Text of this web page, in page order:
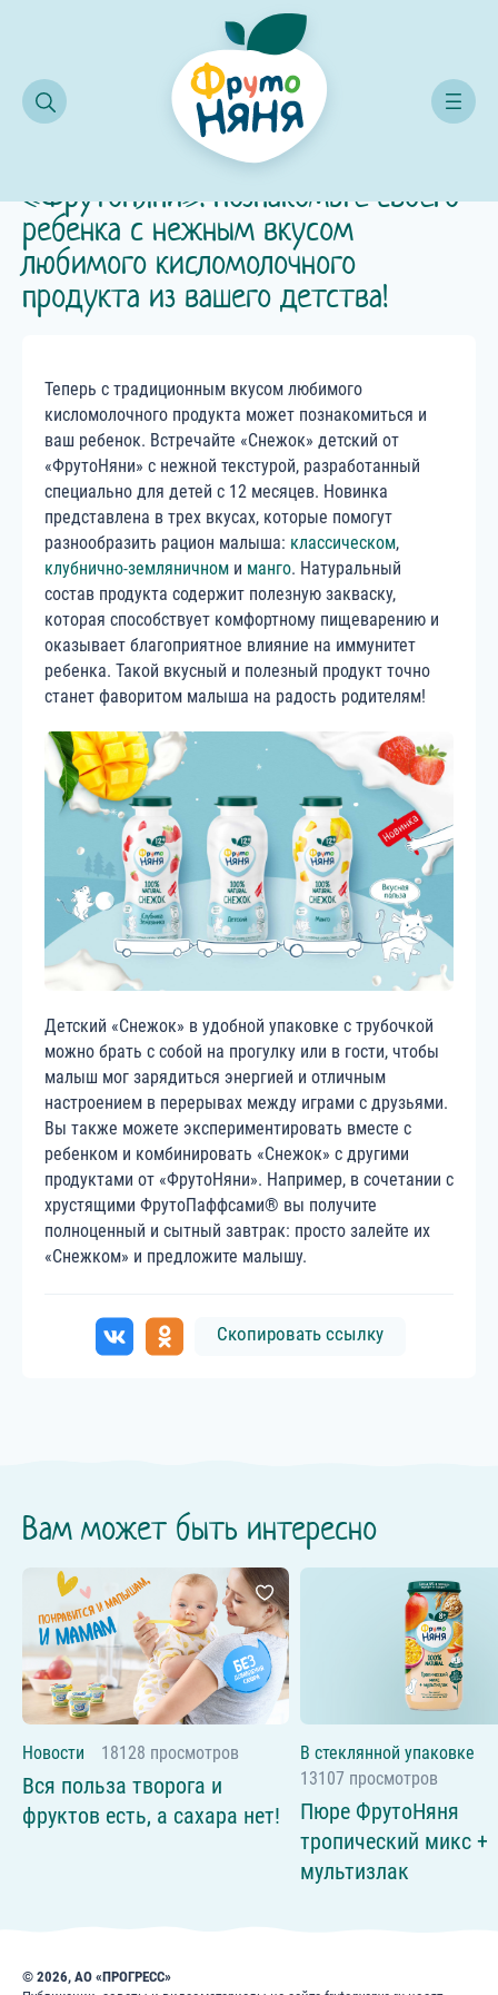
кисломолочного продукта из вашего детства!
«Снежок» детский — новинка от
«ФрутоНяни». Познакомьте своего
ребенка с нежным вкусом
любимого кисломолочного
продукта из вашего детства!
Теперь с традиционным вкусом любимого
кисломолочного продукта может познакомиться и
ваш ребенок. Встречайте «Снежок» детский от
«ФрутоНяни» с нежной текстурой, разработанный
специально для детей с 12 месяцев. Новинка
представлена в трех вкусах, которые помогут
разнообразить рацион малыша: классическом,
клубнично-земляничном и манго. Натуральный
состав продукта содержит полезную закваску,
которая способствует комфортному пищеварению и
оказывает благоприятное влияние на иммунитет
ребенка. Такой вкусный и полезный продукт точно
станет фаворитом малыша на радость родителям!
Детский «Снежок» в удобной упаковке с трубочкой
можно брать с собой на прогулку или в гости, чтобы
малыш мог зарядиться энергией и отличным
настроением в перерывах между играми с друзьями.
Вы также можете экспериментировать вместе с
ребенком и комбинировать «Снежок» с другими
продуктами от «ФрутоНяни». Например, в сочетании с
хрустящими ФрутоПаффсами® вы получите
полноценный и сытный завтрак: просто залейте их
«Снежком» и предложите малышу.
Скопировать ссылку
Вам может быть интересно
Новости 18128 просмотров
Вся польза творога и
фруктов есть, а сахара нет!
В стеклянной упаковке
13107 просмотров
Пюре ФрутоНяня
тропический микс +
мультизлак
© 2026, АО «ПРОГРЕСС»